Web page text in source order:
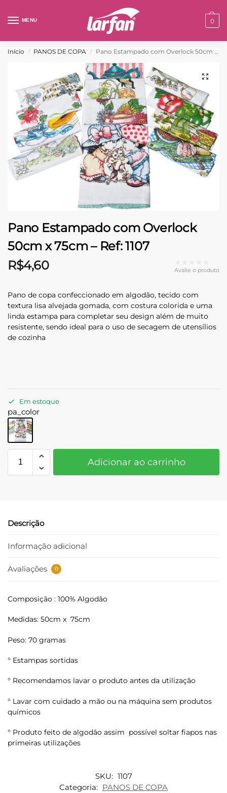
MENU 0
Início / PANOS DE COPA / Pano Estampado com Overlock 50cm x 75cm – Ref: 1107
Pano Estampado com Overlock
50cm x 75cm – Ref: 1107
R$4,60 Avalie o produto
Pano de copa confeccionado em algodão, tecido com
textura lisa alvejada gomada, com costura colorida e uma
linda estampa para completar seu design além de muito
resistente, sendo ideal para o uso de secagem de utensílios
de cozinha
Em estoque
pa_color
Adicionar ao carrinho
Descrição
Informação adicional
Avaliações 0
Composição : 100% Algodão
Medidas: 50cm x 75cm
Peso: 70 gramas
° Estampas sortidas
° Recomendamos lavar o produto antes da utilização
° Lavar com cuidado a mão ou na máquina sem produtos
químicos
° Produto feito de algodão assim possível soltar fiapos nas
primeiras utilizações
SKU: 1107
Categoria: PANOS DE COPA